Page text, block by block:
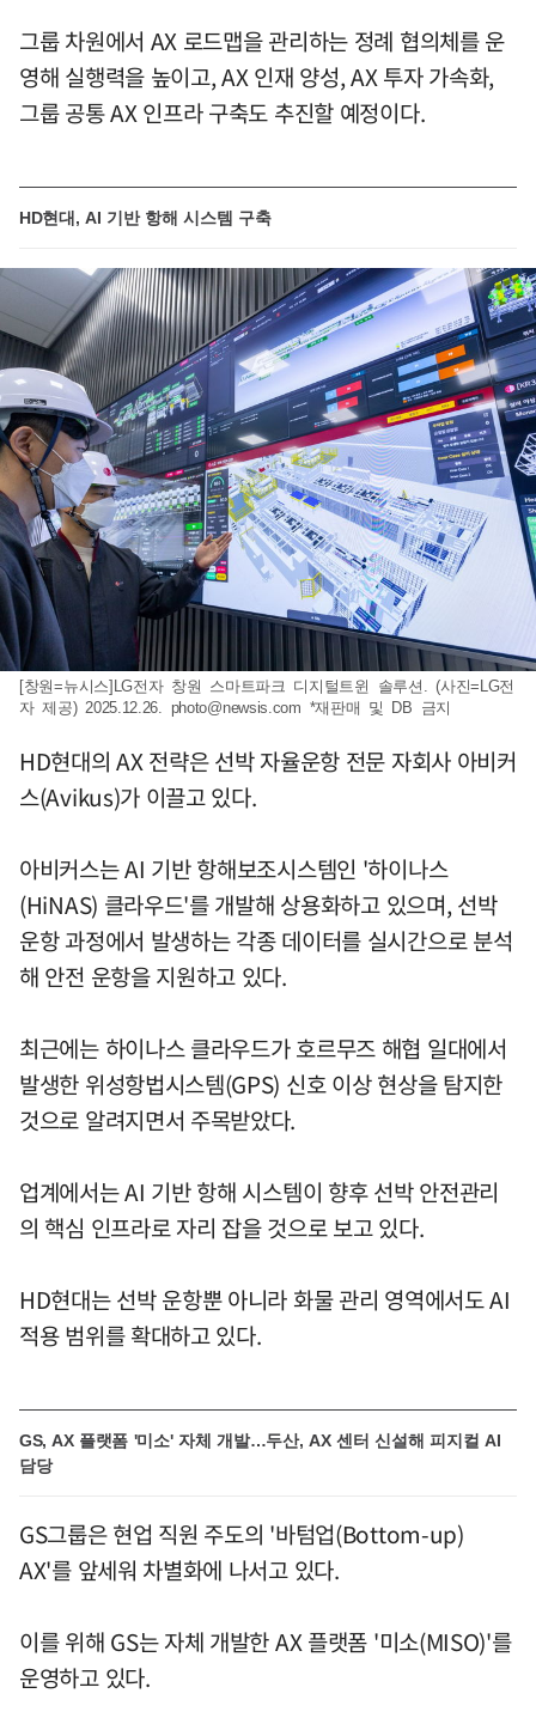
그룹 차원에서 AX 로드맵을 관리하는 정례 협의체를 운
영해 실행력을 높이고, AX 인재 양성, AX 투자 가속화,
그룹 공통 AX 인프라 구축도 추진할 예정이다.
HD현대, AI 기반 항해 시스템 구축
[창원=뉴시스]LG전자 창원 스마트파크 디지털트윈 솔루션. (사진=LG전
자 제공) 2025.12.26. photo@newsis.com *재판매 및 DB 금지
HD현대의 AX 전략은 선박 자율운항 전문 자회사 아비커
스(Avikus)가 이끌고 있다.
아비커스는 AI 기반 항해보조시스템인 '하이나스
(HiNAS) 클라우드'를 개발해 상용화하고 있으며, 선박
운항 과정에서 발생하는 각종 데이터를 실시간으로 분석
해 안전 운항을 지원하고 있다.
최근에는 하이나스 클라우드가 호르무즈 해협 일대에서
발생한 위성항법시스템(GPS) 신호 이상 현상을 탐지한
것으로 알려지면서 주목받았다.
업계에서는 AI 기반 항해 시스템이 향후 선박 안전관리
의 핵심 인프라로 자리 잡을 것으로 보고 있다.
HD현대는 선박 운항뿐 아니라 화물 관리 영역에서도 AI
적용 범위를 확대하고 있다.
GS, AX 플랫폼 '미소' 자체 개발…두산, AX 센터 신설해 피지컬 AI
담당
GS그룹은 현업 직원 주도의 '바텀업(Bottom-up)
AX'를 앞세워 차별화에 나서고 있다.
이를 위해 GS는 자체 개발한 AX 플랫폼 '미소(MISO)'를
운영하고 있다.